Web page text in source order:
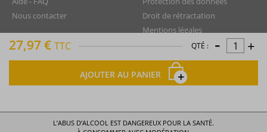
27,97 € TTC QTÉ : - +
AJOUTER AU PANIER
Nous contacter
Droit de rétractation
Mentions légales
Plan du site
L’ABUS D’ALCOOL EST DANGEREUX POUR LA SANTÉ.